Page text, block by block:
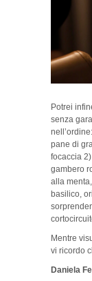
Potrei
senza
pane di
focaccia
gambero
alla
basilico,
Mentre
vi ricordo
Daniela